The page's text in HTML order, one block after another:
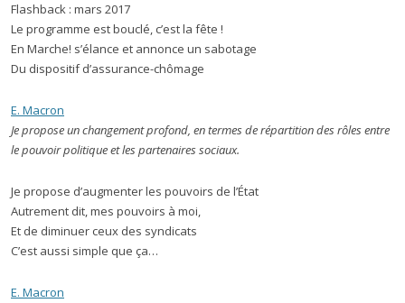
Flashback : mars 2017
Le programme est bouclé, c’est la fête !
En Marche! s’élance et annonce un sabotage
Du dispositif d’assurance-chômage
E. Macron
Je propose un changement profond, en termes de répartition des rôles entre
le pouvoir politique et les partenaires sociaux.
Je propose d’augmenter les pouvoirs de l’État
Autrement dit, mes pouvoirs à moi,
Et de diminuer ceux des syndicats
C’est aussi simple que ça…
E. Macron